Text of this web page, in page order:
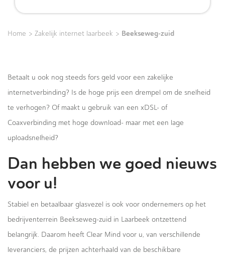
Home > Zakelijk internet laarbeek > Beekseweg-zuid
Betaalt u ook nog steeds fors geld voor een zakelijke
internetverbinding? Is de hoge prijs een drempel om de snelheid
te verhogen? Of maakt u gebruik van een xDSL- of
Coaxverbinding met hoge download- maar met een lage
uploadsnelheid?
Dan hebben we goed nieuws
voor u!
Stabiel en betaalbaar glasvezel is ook voor ondernemers op het
bedrijventerrein Beekseweg-zuid in Laarbeek ontzettend
belangrijk. Daarom heeft Clear Mind voor u, van verschillende
leveranciers, de prijzen achterhaald van de beschikbare